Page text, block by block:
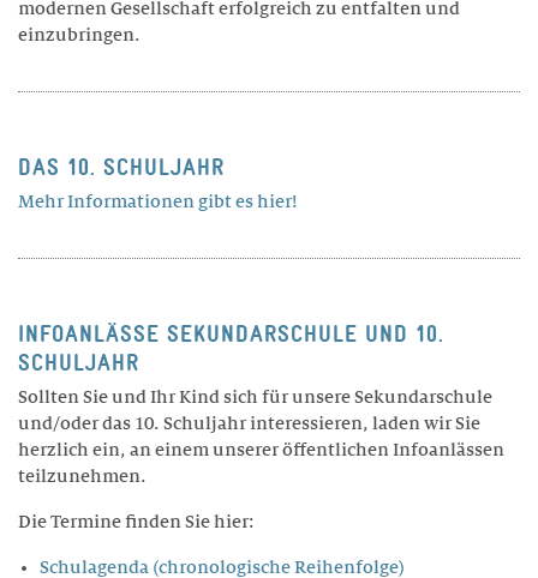
modernen Gesellschaft erfolgreich zu entfalten und
einzubringen.
DAS 10. SCHULJAHR
Mehr Informationen gibt es hier!
INFOANLÄSSE SEKUNDARSCHULE UND 10.
SCHULJAHR
Sollten Sie und Ihr Kind sich für unsere Sekundarschule
und/oder das 10. Schuljahr interessieren, laden wir Sie
herzlich ein, an einem unserer öffentlichen Infoanlässen
teilzunehmen.
Die Termine finden Sie hier:
Schulagenda (chronologische Reihenfolge)